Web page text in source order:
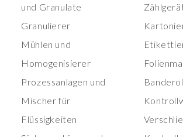
und Granulate
Granulierer
Mühlen und
Homogenisierer
Prozessanlagen und
Mischer für
Flüssigkeiten